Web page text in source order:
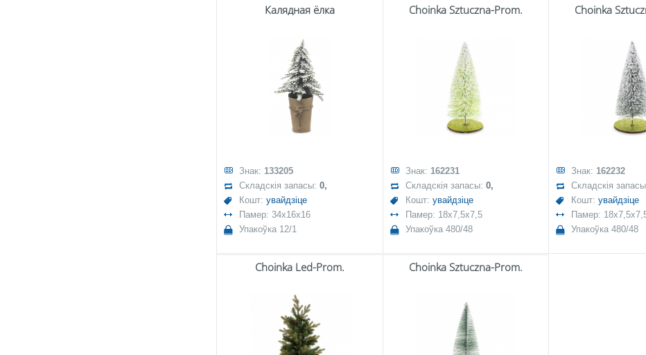
Калядная ёлка
Знак: 133205
Складскія запасы: 0,
Кошт: увайдзіце
Памер: 34x16x16
Упакоўка 12/1
Choinka Sztuczna-Prom.
Знак: 162231
Складскія запасы: 0,
Кошт: увайдзіце
Памер: 18x7,5x7,5
Упакоўка 480/48
Choinka
Знак: 162232
Складскія
Кошт: увайдзіце
Памер:
Упакоўка 480/48
Choinka Led-Prom. Choinka Sztuczna-Prom.